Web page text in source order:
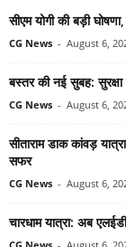
सीएम योगी की बड़ी
CG News - August 6,
बस्तर की नई सुबह:
CG News - August 6,
सीताराम डाक कांवड़
सफर
CG News - August 6,
चारधाम यात्रा: अब